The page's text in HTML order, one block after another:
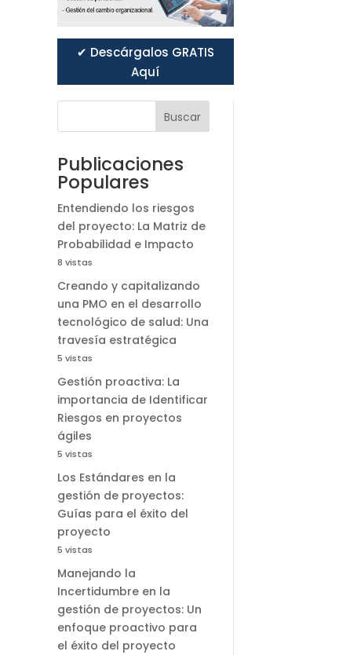
✔ Descárgalos GRATIS
Aquí
Buscar
Publicaciones
Populares
Entendiendo los riesgos
del proyecto: La Matriz de
Probabilidad e Impacto
8 vistas
Creando y capitalizando
una PMO en el desarrollo
tecnológico de salud: Una
travesía estratégica
5 vistas
Gestión proactiva: La
importancia de Identificar
Riesgos en proyectos
ágiles
5 vistas
Los Estándares en la
gestión de proyectos:
Guías para el éxito del
proyecto
5 vistas
Manejando la
Incertidumbre en la
gestión de proyectos: Un
enfoque proactivo para
el éxito del proyecto